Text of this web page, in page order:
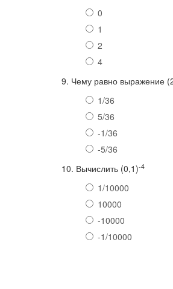
0
1
2
4
9. Чему равно выражение
1/36
5/36
-1/36
-5/36
10. Вычислить (0,1)-4
1/10000
10000
-10000
-1/10000